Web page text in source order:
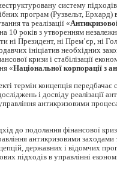
систему
програм (Рузвельт,
та реалізації «
10 років з утворенням
ні Президент, ні Прем’єр, ні
ініціатив необхідних
кризи і стабілізації
«Національної корпорації з
термін концепція передбачає
і досвіду реалізації
антикризовими
до подолання фінансової
антикризовими заходами
державних і відомчих
підходів в управлінні